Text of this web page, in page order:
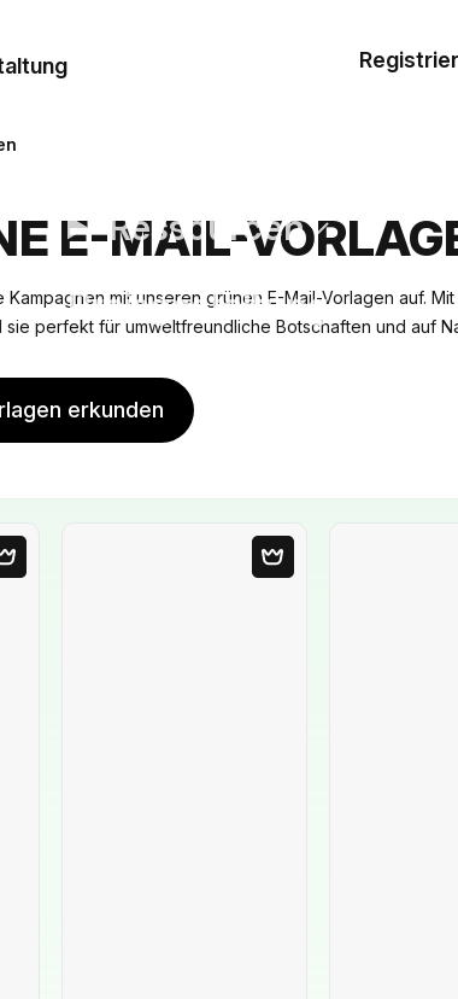
Ressourcen
Preisgestaltung
E-MAIL-
Kampagnen mit unseren grünen E-Mail-Vorlagen auf.
sie perfekt für umweltfreundliche Botschaften und auf
erkunden